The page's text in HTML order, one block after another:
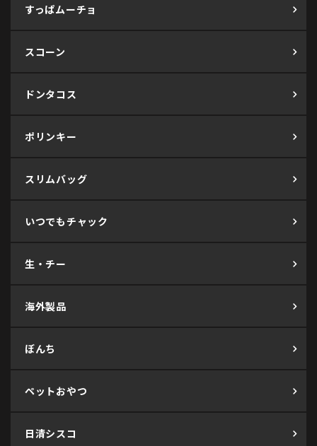
すっぱムーチョ
スコーン
ドンタコス
ポリンキー
スリムバッグ
いつでもチャック
生・チー
海外製品
ぼんち
ペットおやつ
日清シスコ